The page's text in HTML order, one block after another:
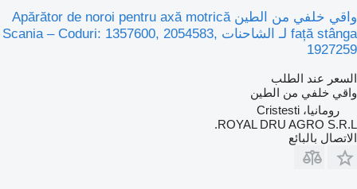
واقي خلفي من الطين Apărător de noroi pentru axă motrică
față stânga لـ الشاحنات Scania – Coduri: 1357600, 2054583,
1927259
السعر عند الطلب
واقي خلفي من الطين
رومانيا، Cristesti
ROYAL DRU AGRO S.R.L.
الاتصال بالبائع